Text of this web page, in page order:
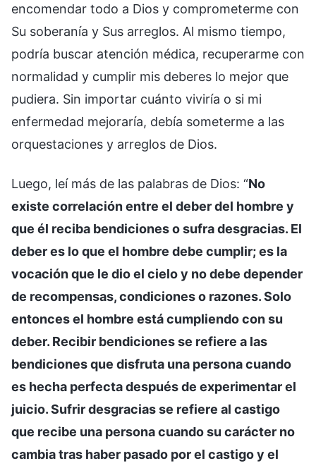
encomendar todo a Dios y comprometerme con
Su soberanía y Sus arreglos. Al mismo tiempo,
podría buscar atención médica, recuperarme con
normalidad y cumplir mis deberes lo mejor que
pudiera. Sin importar cuánto viviría o si mi
enfermedad mejoraría, debía someterme a las
orquestaciones y arreglos de Dios.
Luego, leí más de las palabras de Dios: “No
existe correlación entre el deber del hombre y
que él reciba bendiciones o sufra desgracias. El
deber es lo que el hombre debe cumplir; es la
vocación que le dio el cielo y no debe depender
de recompensas, condiciones o razones. Solo
entonces el hombre está cumpliendo con su
deber. Recibir bendiciones se refiere a las
bendiciones que disfruta una persona cuando
es hecha perfecta después de experimentar el
juicio. Sufrir desgracias se refiere al castigo
que recibe una persona cuando su carácter no
cambia tras haber pasado por el castigo y el